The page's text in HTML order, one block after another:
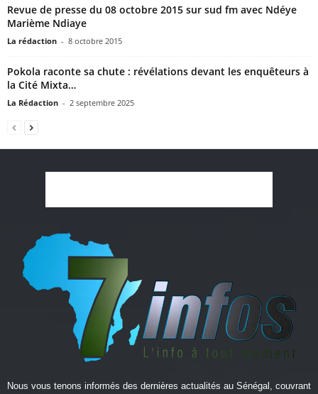
Revue de presse du 08 octobre 2015 sur sud fm avec Ndéye
Marième Ndiaye
La rédaction - 8 octobre 2015
Pokola raconte sa chute : révélations devant les enquêteurs à
la Cité Mixta…
La Rédaction - 2 septembre 2025
Nous vous tenons informés des dernières actualités au Sénégal, couvrant